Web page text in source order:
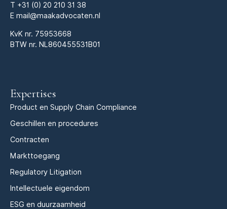
T +31 (0) 20 210 31 38
E mail@maakadvocaten.nl
KvK nr. 75953668
BTW nr. NL860455531B01
Expertises
Product en Supply Chain Compliance
Geschillen en procedures
Contracten
Markttoegang
Regulatory Litigation
Intellectuele eigendom
ESG en duurzaamheid